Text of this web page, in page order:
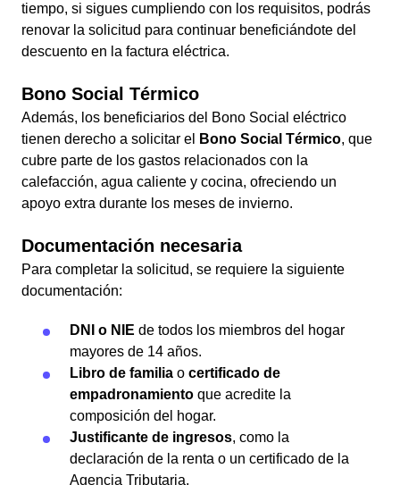
tiempo, si sigues cumpliendo con los requisitos, podrás
renovar la solicitud para continuar beneficiándote del
descuento en la factura eléctrica.
Bono Social Térmico
Además, los beneficiarios del Bono Social eléctrico
tienen derecho a solicitar el
Bono Social Térmico, que
cubre parte de los gastos relacionados con la
calefacción, agua caliente y cocina, ofreciendo un
apoyo extra durante los meses de invierno.
Documentación necesaria
Para completar la solicitud, se requiere la siguiente
documentación:
DNI o NIE de todos los miembros del hogar
mayores de 14 años.
Libro de familia o certificado de
empadronamiento que acredite la
composición del hogar.
Justificante de ingresos, como la
declaración de la renta o un certificado de la
Agencia Tributaria.